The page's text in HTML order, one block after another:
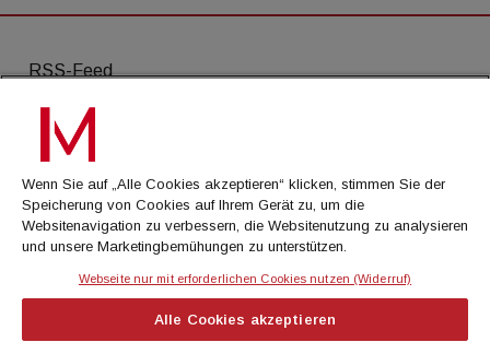
© Cachalot Media House GmbH - Alle Rechte
RSS-Feed
AGB
Datenschutz
Kontakt
Impressum
Wenn Sie auf „Alle Cookies akzeptieren“ klicken, stimmen Sie der
Speicherung von Cookies auf Ihrem Gerät zu, um die
Websitenavigation zu verbessern, die Websitenutzung zu analysieren
und unsere Marketingbemühungen zu unterstützen.
Webseite nur mit erforderlichen Cookies nutzen (Widerruf)
Alle Cookies akzeptieren